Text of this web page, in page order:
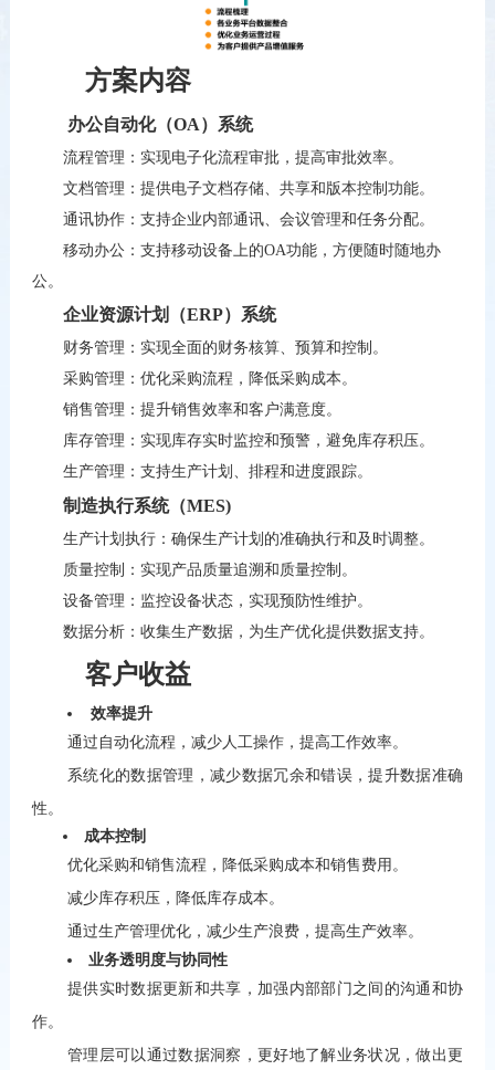
方案内容
办公自动化（OA）系统
流程管理：实现电子化流程审批，提高审批效率。
文档管理：提供电子文档存储、共享和版本控制功能。
通讯协作：支持企业内部通讯、会议管理和任务分配。
移动办公：支持移动设备上的OA功能，方便随时随地办
公。
企业资源计划（ERP）系统
财务管理：实现全面的财务核算、预算和控制。
采购管理：优化采购流程，降低采购成本。
销售管理：提升销售效率和客户满意度。
库存管理：实现库存实时监控和预警，避免库存积压。
生产管理：支持生产计划、排程和进度跟踪。
制造执行系统（MES)
生产计划执行：确保生产计划的准确执行和及时调整。
质量控制：实现产品质量追溯和质量控制。
设备管理：监控设备状态，实现预防性维护。
数据分析：收集生产数据，为生产优化提供数据支持。
客户收益
效率提升
通过自动化流程，减少人工操作，提高工作效率。
系统化的数据管理，减少数据冗余和错误，提升数据准确
性。
成本控制
优化采购和销售流程，降低采购成本和销售费用。
减少库存积压，降低库存成本。
通过生产管理优化，减少生产浪费，提高生产效率。
业务透明度与协同性
提供实时数据更新和共享，加强内部部门之间的沟通和协
作。
管理层可以通过数据洞察，更好地了解业务状况，做出更